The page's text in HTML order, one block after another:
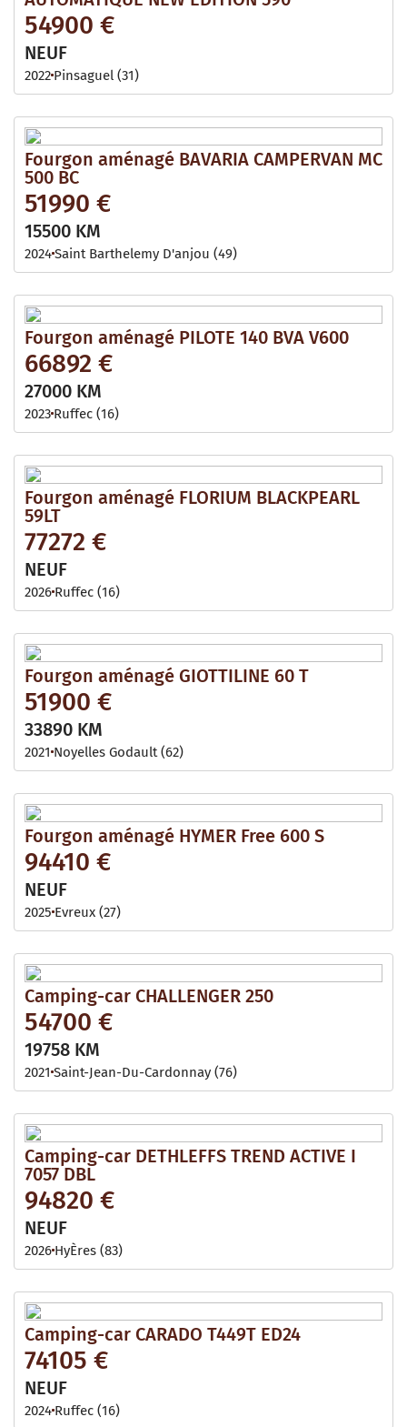
54900 €
NEUF
2022 Pinsaguel (31)
Fourgon aménagé BAVARIA CAMPERVAN MC
500 BC
51990 €
15500 KM
2024Saint Barthelemy D'anjou (49)
Fourgon aménagé PILOTE 140 BVA V600
66892 €
27000 KM
2023 Ruffec (16)
Fourgon aménagé FLORIUM BLACKPEARL
59LT
77272 €
NEUF
2026 Ruffec (16)
Fourgon aménagé GIOTTILINE 60 T
51900 €
33890 KM
2021 Noyelles Godault (62)
Fourgon aménagé HYMER Free 600 S
94410 €
NEUF
2025 Evreux (27)
Camping-car CHALLENGER 250
54700 €
19758 KM
2021 Saint-Jean-Du-Cardonnay (76)
Camping-car DETHLEFFS TREND ACTIVE I
7057 DBL
94820 €
NEUF
2026 HyÈres (83)
Camping-car CARADO T449T ED24
74105 €
NEUF
2024 Ruffec (16)